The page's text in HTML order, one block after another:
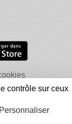
inapproprié
Connexion
contrôle sur ceux
Personnaliser